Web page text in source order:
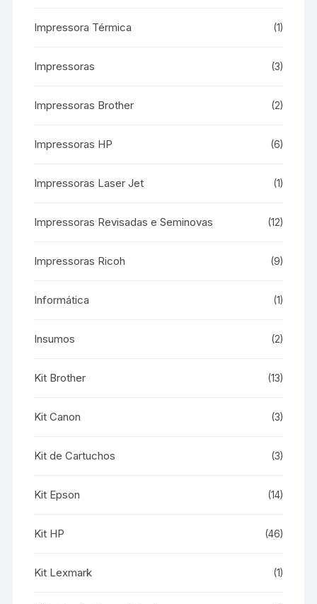
Impressora Térmica (1)
Impressoras (3)
Impressoras Brother (2)
Impressoras HP (6)
Impressoras Laser Jet (1)
Impressoras Revisadas e Seminovas (12)
Impressoras Ricoh (9)
Informática (1)
Insumos (2)
Kit Brother (13)
Kit Canon (3)
Kit de Cartuchos (3)
Kit Epson (14)
Kit HP (46)
Kit Lexmark (1)